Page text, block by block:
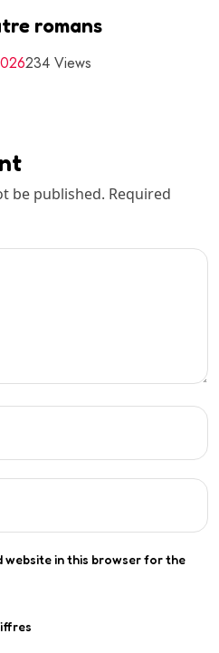
romans
234 Views
be published. Required
website in this browser for the